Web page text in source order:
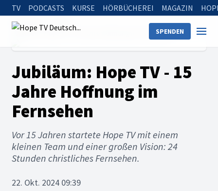
TV PODCASTS KURSE HÖRBÜCHEREI MAGAZIN
SPENDEN
Startseite
Jubiläum: Hope TV - 15 Jahre Hoffnung im Fernsehen
Jubiläum: Hope TV - 15
Jahre Hoffnung im
Fernsehen
Vor 15 Jahren startete Hope TV mit einem
kleinen Team und einer großen Vision: 24
Stunden christliches Fernsehen.
22. Okt. 2024 09:39